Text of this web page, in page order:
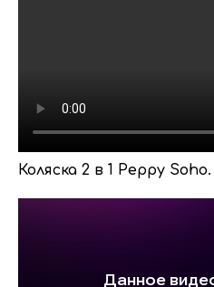
Коляска 2 в 1 Peppy Soho.